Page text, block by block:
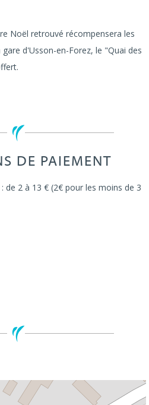
Noël retrouvé récompensera les
d'Usson-en-Forez, le "Quai des
DE PAIEMENT
de 2 à 13 € (2€ pour les moins de 3